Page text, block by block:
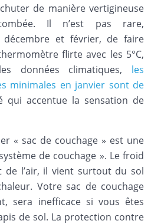
de manière vertigineuse
Il n’est pas rare,
décembre et février, de faire
flirte avec les 5°C,
données climatiques, les
minimales en janvier sont de
qui accentue la sensation de
« sac de couchage » est une
de couchage ». Le froid
de l’air, il vient surtout du sol
Votre sac de couchage
sera inefficace si vous êtes
de sol. La protection contre